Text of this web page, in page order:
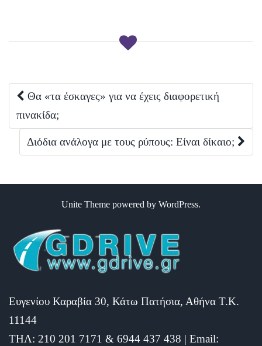
Post
navigation
Θα «τα έσκαγες» για να έχεις διαφορετική
πινακίδα;
Διόδια ανάλογα με τους ρύπους: Είναι δίκαιο;
Unite Theme powered by WordPress.
Ευγενίου Καραβία 30, Κάτω Πατήσια, Αθήνα Τ.Κ.
11144
ΤΗΛ: 210 201 7171 & 6944 437 438 | Email: